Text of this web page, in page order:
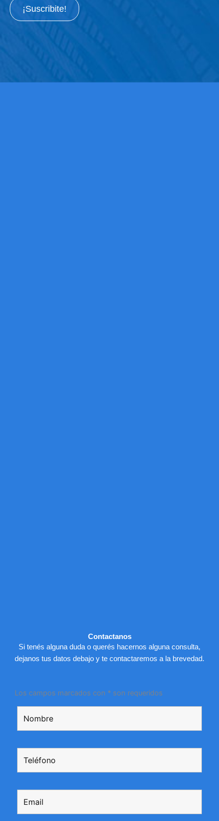
¡Suscribite!
Contactanos
Si tenés alguna duda o querés hacernos alguna consulta,
dejanos tus datos debajo y te contactaremos a la brevedad.
Los campos marcados con * son requeridos